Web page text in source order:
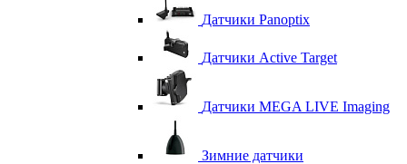
Датчики Panoptix
Датчики Active Target
Датчики MEGA LIVE Imaging
Зимние датчики